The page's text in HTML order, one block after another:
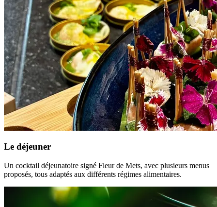
Le déjeuner
Un cocktail déjeunatoire signé Fleur de Mets, avec plusieurs menus
proposés, tous adaptés aux différents régimes alimentaires.